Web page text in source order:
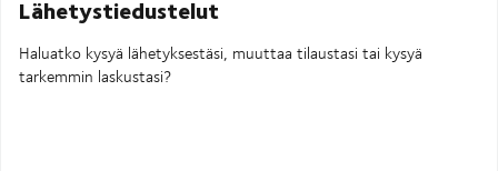
Lähetystiedustelut
Haluatko kysyä lähetyksestäsi, muuttaa tilaustasi tai kysyä
tarkemmin laskustasi?